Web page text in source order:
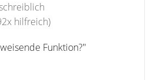
hilfreich)
Funktion?"